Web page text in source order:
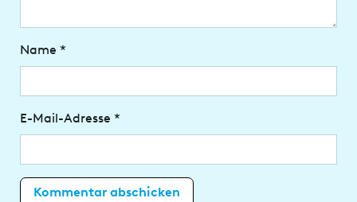
Name *
E-Mail-Adresse *